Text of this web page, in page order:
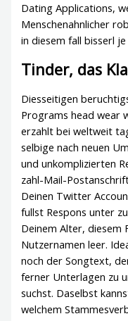
Dating Applications,
Menschenahnlicher
in diesem fall bisserl
Tinder, das
Diesseitigen
Programs head wear
erzahlt bei weltweit
selbige nach neuen
und unkomplizierten
zahl-Mail-
Deinen Twitter
fullst Respons unter
Deinem Alter, diesem
Nutzernamen leer.
noch der Songtext,
ferner Unterlagen zu
suchst. Daselbst
welchem